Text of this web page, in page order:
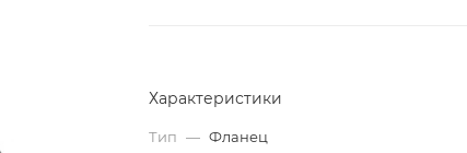
Характеристики
Тип — Фланец